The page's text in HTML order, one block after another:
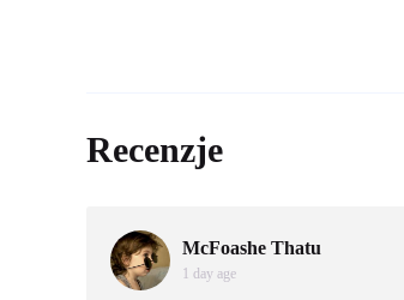
Recenzje
McFoashe Thatu
1 day age